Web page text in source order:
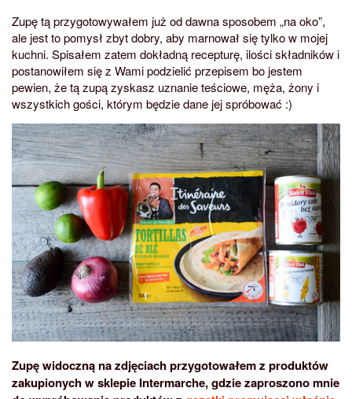
Zupę tą przygotowywałem już od dawna sposobem „na oko”,
ale jest to pomysł zbyt dobry, aby marnował się tylko w mojej
kuchni. Spisałem zatem dokładną recepturę, ilości składników i
postanowiłem się z Wami podzielić przepisem bo jestem
pewien, że tą zupą zyskasz uznanie teściowe, męża, żony i
wszystkich gości, którym będzie dane jej spróbować :)
Zupę widoczną na zdjęciach przygotowałem z produktów
zakupionych w sklepie Intermarche, gdzie zaproszono mnie